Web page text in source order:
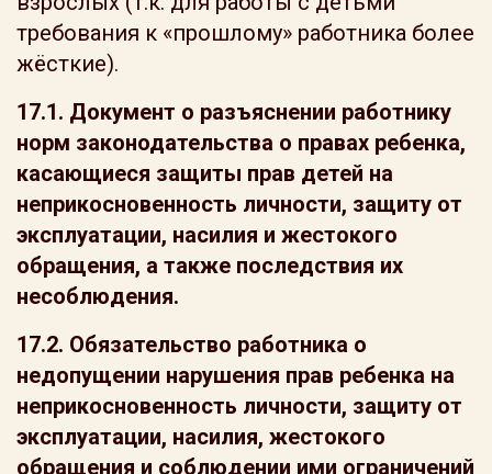
требования к «прошлому» работника более
жёсткие).
17.1. Документ о разъяснении работнику
норм законодательства о правах ребенка,
касающиеся защиты прав детей на
неприкосновенность личности, защиту от
эксплуатации, насилия и жестокого
обращения, а также последствия их
несоблюдения.
17.2. Обязательство работника о
недопущении нарушения прав ребенка на
неприкосновенность личности, защиту от
эксплуатации, насилия, жестокого
обращения и соблюдении ими ограничений